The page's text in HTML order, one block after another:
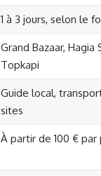
1 à 3 jours, selon le
Grand Bazaar, Hagia
Topkapi
Guide local,
sites
À partir de 100 € par